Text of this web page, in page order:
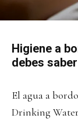
Higiene a
debes saber
El agua a
Drinking